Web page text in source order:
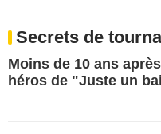
Secrets de
Moins de 10 ans
héros de "Juste un